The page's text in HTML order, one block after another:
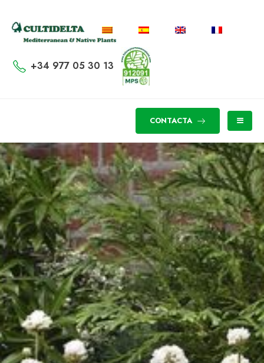
+34 977 05 30 13
CONTACTA